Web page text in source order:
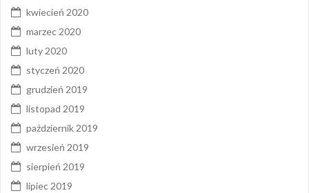
kwiecień 2020
marzec 2020
luty 2020
styczeń 2020
grudzień 2019
listopad 2019
październik 2019
wrzesień 2019
sierpień 2019
lipiec 2019